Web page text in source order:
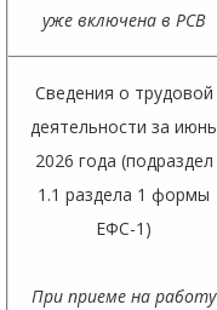
уже включена в РСВ
Сведения о трудовой
деятельности за июнь
2026 года (подраздел
1.1 раздела 1 формы
ЕФС-1)
При приеме на работу